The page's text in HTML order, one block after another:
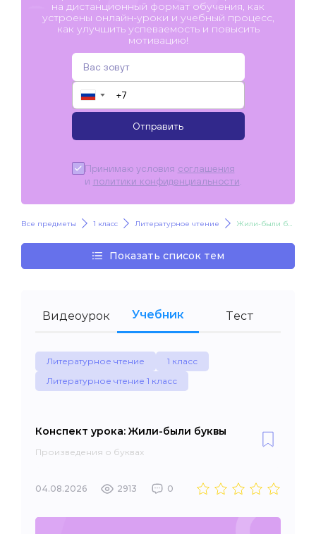
на дистанционный формат обучения, как
устроены онлайн-уроки и учебный процесс,
как улучшить успеваемость и повысить
мотивацию!
▼
Отправить
Принимаю условия соглашения
и политики конфиденциальности
Все предметы 1 класс Литературное чтение Жили-были буквы
Показать список тем
Видеоурок Учебник Тест
Литературное чтение
1 класс
Литературное чтение 1 класс
Конспект урока: Жили-были буквы
Произведения о буквах
04.08.2026 2913 0